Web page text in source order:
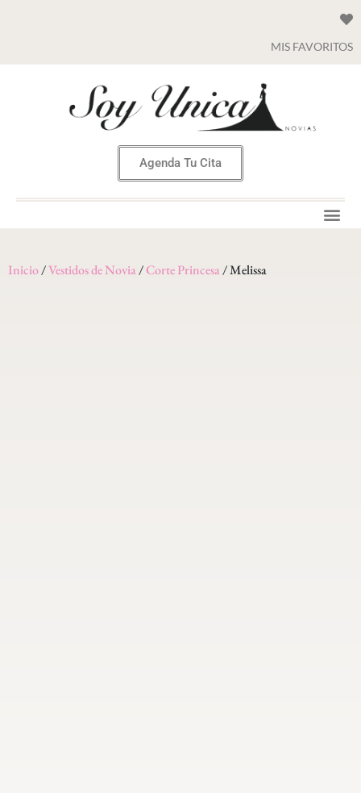
MIS FAVORITOS
Agenda Tu Cita
Inicio/Vestidos de Novia/Corte Princesa/ Melissa